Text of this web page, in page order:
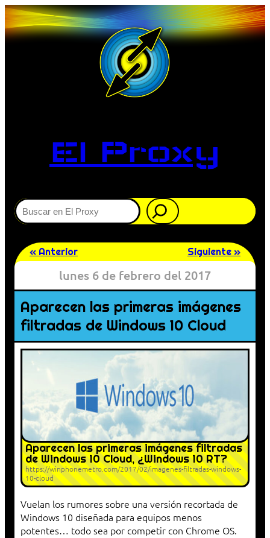
El Proxy
Buscar
« Anterior Siguiente »
lunes 6 de febrero del 2017
Aparecen las primeras imágenes
filtradas de Windows 10 Cloud
Aparecen las primeras imágenes filtradas
de Windows 10 Cloud, ¿Windows 10 RT?
https://winphonemetro.com/2017/02/imagenes-filtradas-windows-
10-cloud
Vuelan los rumores sobre una versión recortada de
Windows 10 diseñada para equipos menos
potentes… todo sea por competir con Chrome OS.